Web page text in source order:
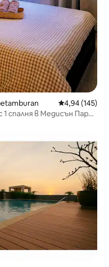
Средна
4,94 (145)
в Медисън Парк •